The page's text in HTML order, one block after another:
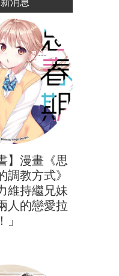
紙 第一話 下
情投票
消息
】漫畫《思
調教方式》
維持繼兄妹
人的戀愛拉